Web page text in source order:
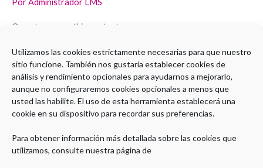
Utilizamos las cookies estrictamente necesarias para que nuestro
sitio funcione. También nos gustaría establecer cookies de
análisis y rendimiento opcionales para ayudarnos a mejorarlo,
aunque no configuraremos cookies opcionales a menos que
usted las habilite. El uso de esta herramienta establecerá una
cookie en su dispositivo para recordar sus preferencias.
Para obtener información más detallada sobre las cookies que
utilizamos, consulte nuestra página de
PorAdministrador LMS
Open to access this content
2
Leer más »
1 2 Siguiente